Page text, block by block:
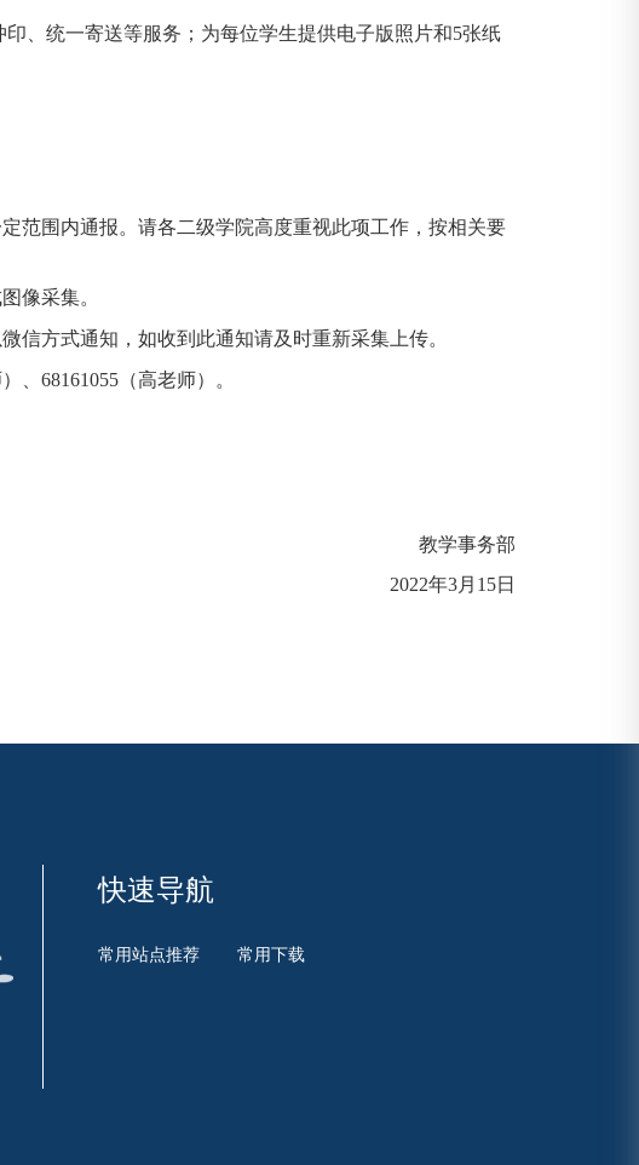
、统一寄送等服务；为每位学生提供电子版照片和5张纸
范围内通报。请各二级学院高度重视此项工作，按相关要
像采集。
信方式通知，如收到此通知请及时重新采集上传。
、 68161055 （高老师）。
教学事务部
2022年3月 15日
快速导航
常用站点推荐 常用下载